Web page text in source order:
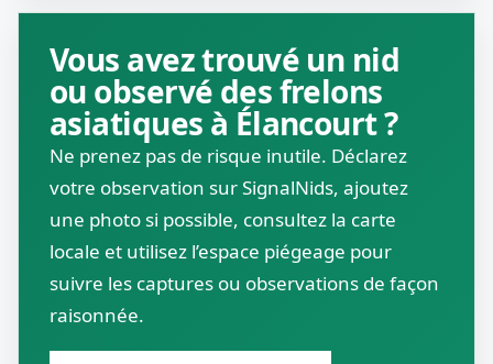
Vous avez trouvé un nid
ou observé des frelons
asiatiques à Élancourt ?
Ne prenez pas de risque inutile. Déclarez
votre observation sur SignalNids, ajoutez
une photo si possible, consultez la carte
locale et utilisez l’espace piégeage pour
suivre les captures ou observations de façon
raisonnée.